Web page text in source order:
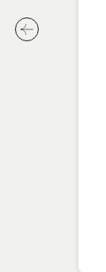
לחץ